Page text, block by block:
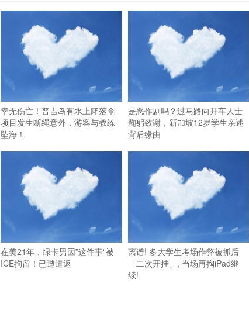
幸无伤亡！普吉岛有水上降落伞
项目发生断绳意外，游客与教练
坠海！
是恶作剧吗？过马路向开车人士
鞠躬致谢，新加坡12岁学生亲述
背后缘由
在美21年，绿卡男因”这件事“被
ICE拘留！已遭遣返
离谱! 多大学生考场作弊被抓后
「二次开挂」, 当场再掏iPad继
续!